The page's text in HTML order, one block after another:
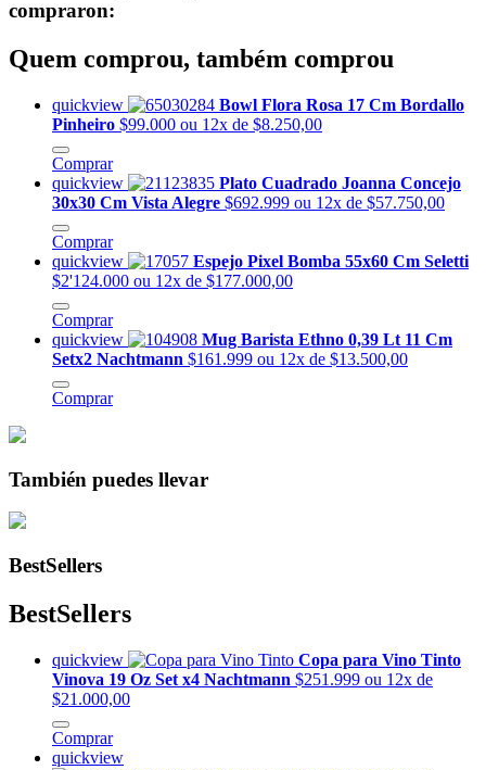
compraron:
Quem comprou, também comprou
quickview
Bowl Flora Rosa 17 Cm Bordallo
Pinheiro $99.000 ou 12x de $8.250,00
Comprar
quickview
Plato Cuadrado Joanna Concejo
30x30 Cm Vista Alegre $692.999 ou 12x de $57.750,00
Comprar
quickview
Espejo Pixel Bomba 55x60 Cm Seletti
$2'124.000 ou 12x de $177.000,00
Comprar
quickview
Mug Barista Ethno 0,39 Lt 11 Cm
Setx2 Nachtmann $161.999 ou 12x de $13.500,00
Comprar
También puedes llevar
BestSellers
BestSellers
quickview
Copa para Vino Tinto
Vinova 19 Oz Set x4 Nachtmann $251.999 ou 12x de
$21.000,00
Comprar
quickview